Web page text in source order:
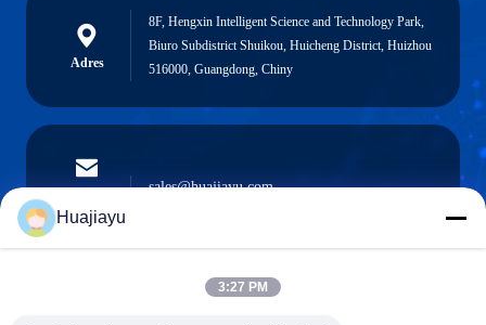
Adres
8F, Hengxin Intelligent Science and Technology Park,
Biuro Subdistrict Shuikou, Huicheng District, Huizhou
516000, Guangdong, Chiny
elektroniczna
sales@huajiayu.com
Huajiayu
3:27 PM